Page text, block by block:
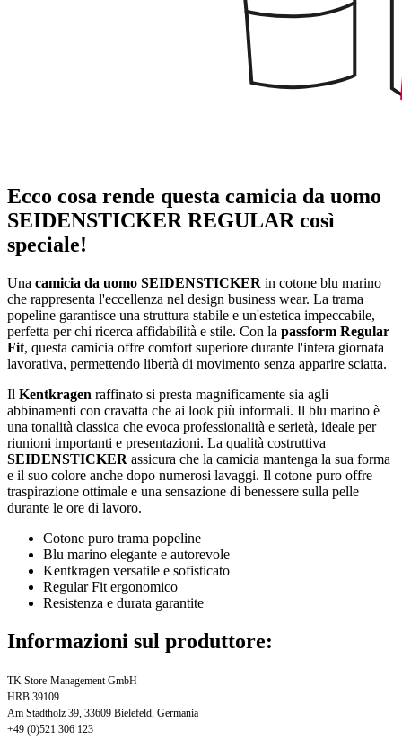
Ecco cosa rende questa camicia da uomo
SEIDENSTICKER REGULAR così
speciale!
Una camicia da uomo SEIDENSTICKER in cotone blu marino
che rappresenta l'eccellenza nel design business wear. La trama
popeline garantisce una struttura stabile e un'estetica impeccabile,
perfetta per chi ricerca affidabilità e stile. Con la passform Regular
Fit, questa camicia offre comfort superiore durante l'intera giornata
lavorativa, permettendo libertà di movimento senza apparire sciatta.
Il Kentkragen raffinato si presta magnificamente sia agli
abbinamenti con cravatta che ai look più informali. Il blu marino è
una tonalità classica che evoca professionalità e serietà, ideale per
riunioni importanti e presentazioni. La qualità costruttiva
SEIDENSTICKER assicura che la camicia mantenga la sua forma
e il suo colore anche dopo numerosi lavaggi. Il cotone puro offre
traspirazione ottimale e una sensazione di benessere sulla pelle
durante le ore di lavoro.
Cotone puro trama popeline
Blu marino elegante e autorevole
Kentkragen versatile e sofisticato
Regular Fit ergonomico
Resistenza e durata garantite
Informazioni sul produttore:
TK Store-Management GmbH
HRB 39109
Am Stadtholz 39, 33609 Bielefeld, Germania
+49 (0)521 306 123